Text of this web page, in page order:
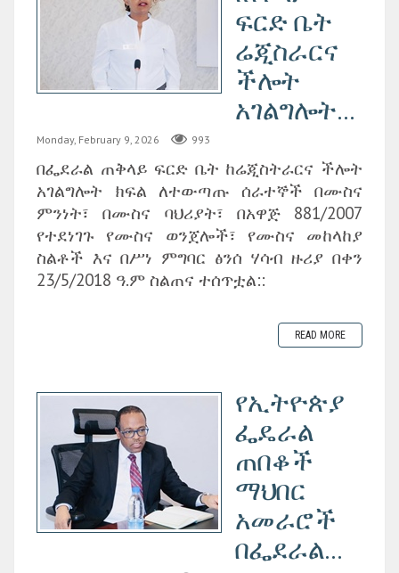
ፍርድ ቤት
ሬጂስራርና
ችሎት
አገልግሎት...
Monday, February 9, 2026 993
በፌደራል ጠቅላይ ፍርድ ቤት ከሬጂስትራርና ችሎት
አገልግሎት ክፍል ለተውጣጡ ሰራተኞች በሙስና
ምንነት፣ በሙስና ባህሪያት፣ በአዋጅ 881/2007
የተደነገጉ የሙስና ወንጀሎች፣ የሙስና መከላከያ
ስልቶች እና በሥነ ምግባር ፅንሰ ሃሳብ ዙሪያ በቀን
23/5/2018 ዓ.ም ስልጠና ተሰጥቷል::
READ MORE
የኢትዮጵያ
ፌዴራል
ጠበቆች
ማህበር
አመራሮች
በፌደራል...